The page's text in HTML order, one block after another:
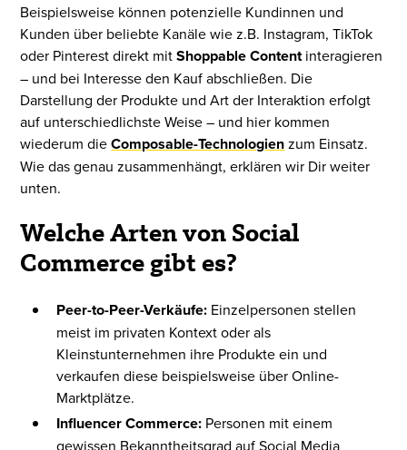
Beispielsweise können potenzielle Kundinnen und
Kunden über beliebte Kanäle wie z.B. Instagram, TikTok
oder Pinterest direkt mitShoppable Contentinteragieren
– und bei Interesse den Kauf abschließen. Die
Darstellung der Produkte und Art der Interaktion erfolgt
auf unterschiedlichste Weise – und hier kommen
wiederum dieComposable-Technologienzum Einsatz.
Wie das genau zusammenhängt, erklären wir Dir weiter
unten.
Welche Arten von Social
Commerce gibt es?
Peer-to-Peer-Verkäufe: Einzelpersonen stellen
meist im privaten Kontext oder als
Kleinstunternehmen ihre Produkte ein und
verkaufen diese beispielsweise über Online-
Marktplätze.
Influencer Commerce: Personen mit einem
gewissen Bekanntheitsgrad auf Social Media